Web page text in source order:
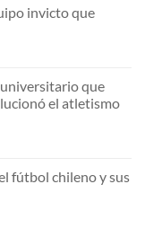
invicto que
que
el atletismo
fútbol chileno y sus